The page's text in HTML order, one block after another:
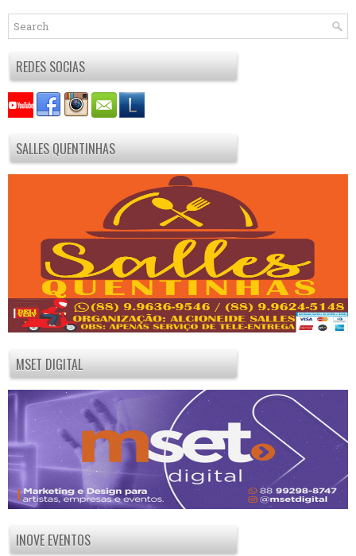
REDES SOCIAS
SALLES QUENTINHAS
MSET DIGITAL
INOVE EVENTOS